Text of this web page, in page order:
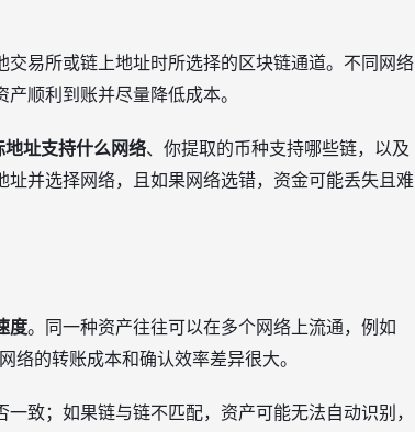
易所或链上地址时所选择的区块链通道。不同网络
顺利到账并尽量降低成本。
地址支持什么网络、你提取的币种支持哪些链，以及
并选择网络，且如果网络选错，资金可能丢失且难
度。同一种资产往往可以在多个网络上流通，例如
的转账成本和确认效率差异很大。
致；如果链与链不匹配，资产可能无法自动识别，